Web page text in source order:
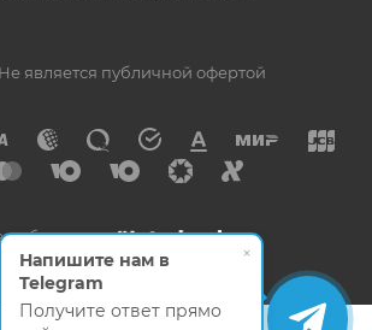
является публичной офертой
в
×
Напишите нам в
Telegram
Получите ответ прямо